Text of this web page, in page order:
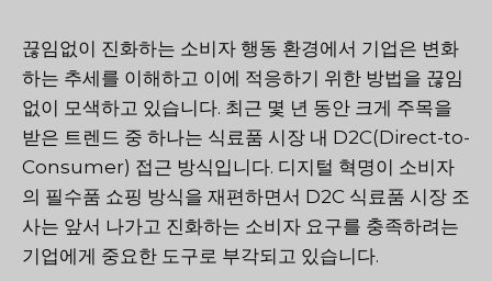
끊임없이 진화하는 소비자 행동 환경에서 기업은 변화
하는 추세를 이해하고 이에 적응하기 위한 방법을 끊임
없이 모색하고 있습니다. 최근 몇 년 동안 크게 주목을
받은 트렌드 중 하나는 식료품 시장 내 D2C(Direct-to-
Consumer) 접근 방식입니다. 디지털 혁명이 소비자
의 필수품 쇼핑 방식을 재편하면서 D2C 식료품 시장 조
사는 앞서 나가고 진화하는 소비자 요구를 충족하려는
기업에게 중요한 도구로 부각되고 있습니다.